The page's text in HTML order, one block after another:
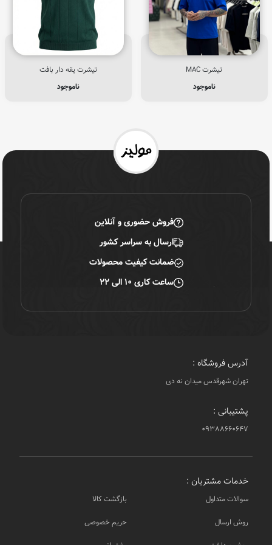
تیشرت MAC
ناموجود
تیشرت یقه دار بافت
ناموجود
فروش حضوری و آنلاین
ارسال به سراسر کشور
ضمانت کیفیت محصولات
ساعت کاری ۱۰ الی ۲۲
آدرس فروشگاه :
تهران شهرقدس میدان نه دی
پشتیبانی :
۰۹۳۸۸۶۶۰۶۴۷
خدمات مشتریان :
سوالات متداول
بازگشت کالا
روش ارسال
حریم خصوصی